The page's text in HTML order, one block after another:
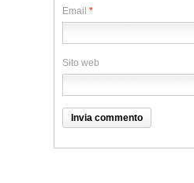
Email *
Sito web